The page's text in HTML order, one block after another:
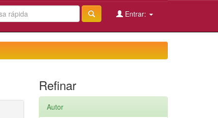
Entrar:
Refinar
Autor